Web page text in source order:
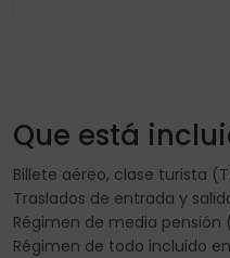
Que está
Billete aéreo, clase turista
Traslados de entrada y
Régimen de media pensión
Régimen de todo incluido